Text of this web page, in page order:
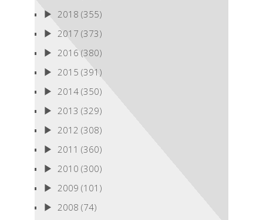
2018 (355)
2017 (373)
2016 (380)
2015 (391)
2014 (350)
2013 (329)
2012 (308)
2011 (360)
2010 (300)
2009 (101)
2008 (74)